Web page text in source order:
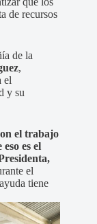
de recursos
de la
,
el
y su
el trabajo
es el
el
tiene